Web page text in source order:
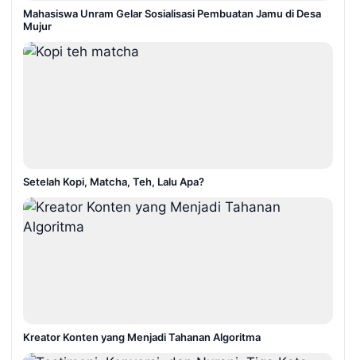
Mahasiswa Unram Gelar Sosialisasi Pembuatan Jamu di Desa
Mujur
Setelah Kopi, Matcha, Teh, Lalu Apa?
Kreator Konten yang Menjadi Tahanan Algoritma